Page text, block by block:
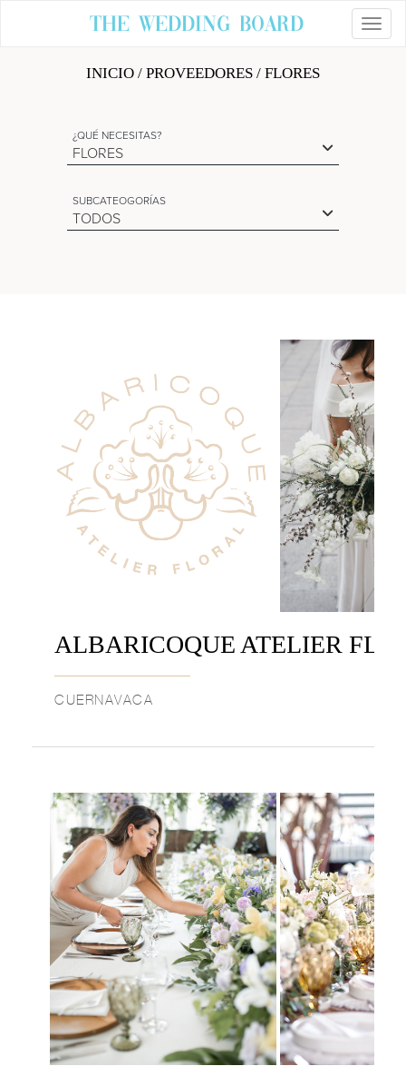
The Wedding Board
INICIO / PROVEEDORES / FLORES
¿QUÉ NECESITAS?
FLORES
SUBCATEOGORÍAS
TODOS
ALBARICOQUE ATELIER
CUERNAVACA